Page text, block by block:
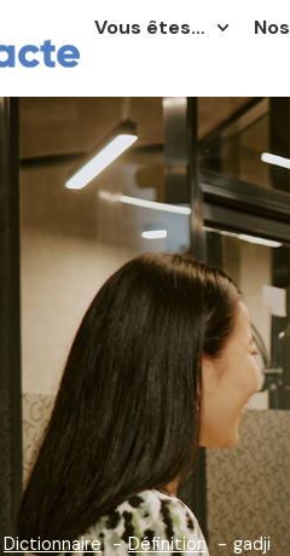
Vous êtes…
Dictionnaire Définition gadji